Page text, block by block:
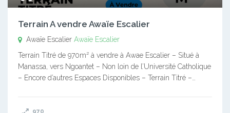
Terrain A vendre Awaïe Escalier
Awaïe Escalier Awaïe Escalier
Terrain Titré de 970m² à vendre à Awae Escalier – Situé à
Manassa, vers Ngoantet – Non loin de l’Université Catholique
– Encore d’autres Espaces Disponibles – Terrain Titré –…
970